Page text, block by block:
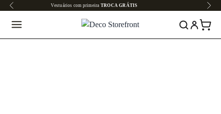
Todo o site em até6x SEM JUROS